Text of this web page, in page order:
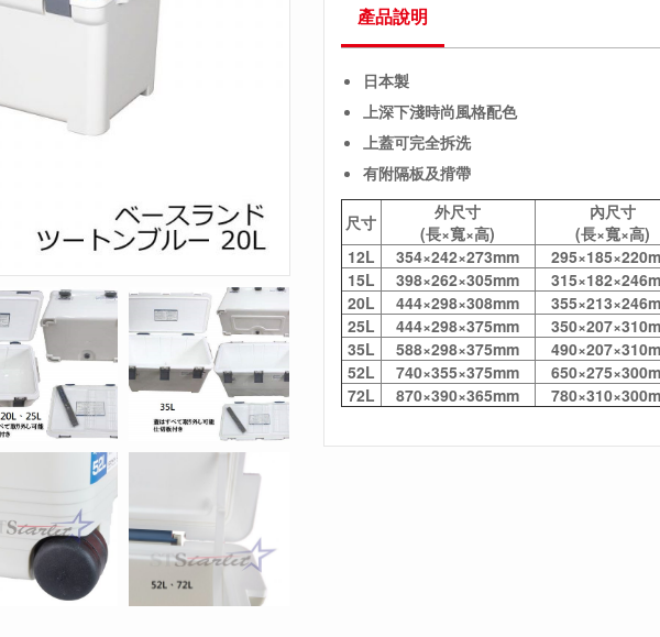
產品說明
日本製
上深下淺時尚風格配色
上蓋可完全拆洗
有附隔板及揹帶
尺寸
外尺寸
(長×寬×高)
內尺寸
(長×寬×高)
12L
354×242×273mm 295×185×
15L
398×262×305mm
20L
444×298×308mm
25L
444×298×375mm
35L
588×298×375mm
52L
740×355×375mm
72L
870×390×365mm